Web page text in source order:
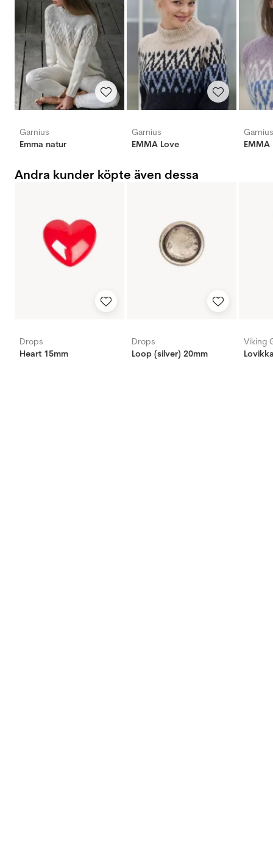
Garnius
Emma natur
Garnius
EMMA Love
Garnius
EMMA
Andra kunder köpte även dessa
Drops
Heart 15mm
Drops
Loop (silver) 20mm
Viking